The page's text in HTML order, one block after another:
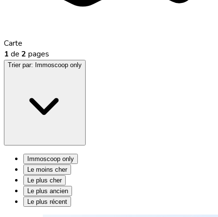
Carte
1 de 2 pages
Trier par: Immoscoop only
Immoscoop only
Le moins cher
Le plus cher
Le plus ancien
Le plus récent